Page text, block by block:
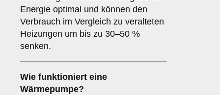
Energie optimal und können den
Verbrauch im Vergleich zu veralteten
Heizungen um bis zu 30–50 %
senken.
Wie funktioniert eine
Wärmepumpe?